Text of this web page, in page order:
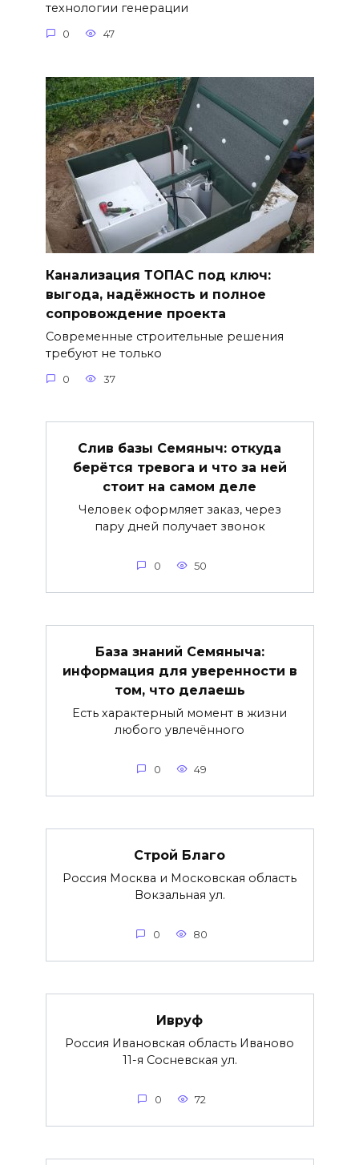
технологии генерации
0 47
Канализация ТОПАС под ключ:
выгода, надёжность и полное
сопровождение проекта
Современные строительные решения
требуют не только
0 37
Слив базы Семяныч: откуда
берётся тревога и что за ней
стоит на самом деле
Человек оформляет заказ, через
пару дней получает звонок
0 50
База знаний Семяныча:
информация для уверенности в
том, что делаешь
Есть характерный момент в жизни
любого увлечённого
0 49
Строй Благо
Россия Москва и Московская область
Вокзальная ул.
0 80
Ивруф
Россия Ивановская область Иваново
11-я Сосневская ул.
0 72